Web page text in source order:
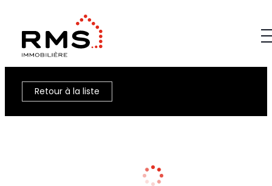
Retour à la liste